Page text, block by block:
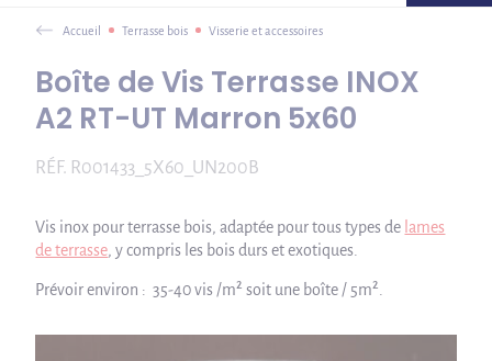
Accueil Terrasse bois Visserie et accessoires
Boîte de Vis Terrasse INOX
A2 RT-UT Marron 5x60
RÉF. R001433_5X60_UN200B
Vis inox pour terrasse bois, adaptée pour tous types de lames
de terrasse , y compris les bois durs et exotiques.
Prévoir environ : 35-40 vis /m² soit une boîte / 5m².